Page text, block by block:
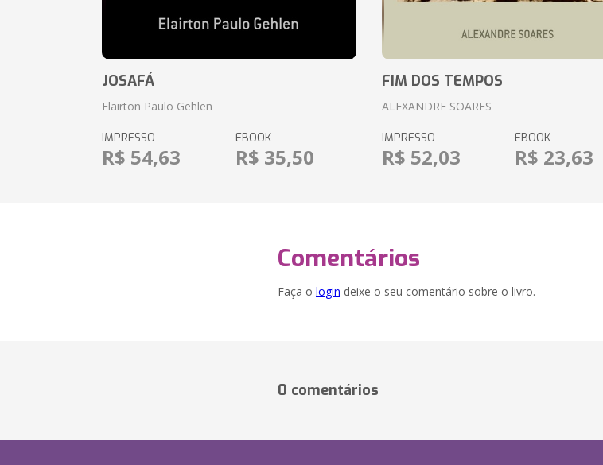
JOSAFÁ
Elairton Paulo Gehlen
IMPRESSO
R$ 54,63
EBOOK
R$ 35,50
FIM DOS TEMPOS
ALEXANDRE SOARES
IMPRESSO
R$ 52,03
EBOOK
R$ 23,63
Comentários
Faça o login deixe o seu comentário sobre o livro.
0 comentários